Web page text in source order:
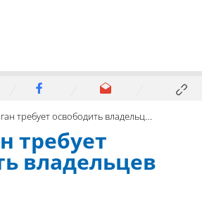
требует освободить владельцев ферм
требует
владельцев